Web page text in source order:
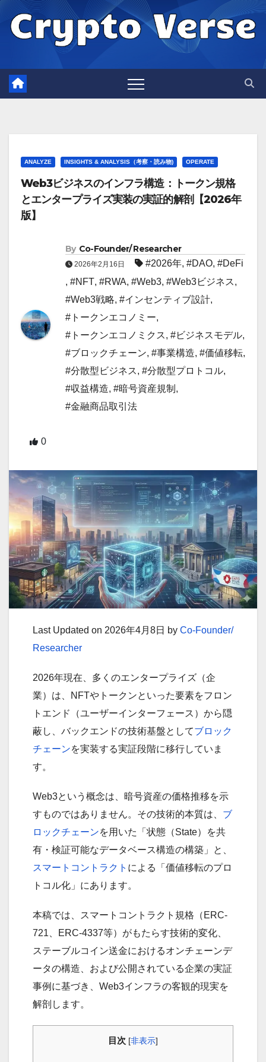
Skip
ANALYZE INSIGHTS & ANALYSIS（考察・読み物) OPERATE
Web3ビジネスのインフラ構造：トークン規格
とエンタープライズ実装の実証的解剖【2026年
版】
By Co-Founder/ Researcher
2026年2月16日 #2026年, #DAO, #DeFi
, #NFT, #RWA, #Web3, #Web3ビジネス,
#Web3戦略, #インセンティブ設計,
#トークンエコノミー,
#トークンエコノミクス, #ビジネスモデル,
#ブロックチェーン, #事業構造, #価値移転,
#分散型ビジネス, #分散型プロトコル,
#収益構造, #暗号資産規制 ,
#金融商品取引法
0
Last Updated on 2026年4月8日 by Co-Founder/
Researcher
2026年現在、多くのエンタープライズ（企
業）は、NFTやトークンといった要素をフロン
トエンド（ユーザーインターフェース）から隠
蔽し、バックエンドの技術基盤としてブロック
チェーンを実装する実証段階に移行していま
す。
Web3という概念は、暗号資産の価格推移を示
すものではありません。その技術的本質は、 ブ
ロックチェーンを用いた「状態（State）を共
有・検証可能なデータベース構造の構築」と、
スマートコントラクト による「価値移転のプロ
トコル化」にあります。
本稿では、スマートコントラクト規格（ERC-
721、ERC-4337等）がもたらす技術的変化、
ステーブルコイン送金におけるオンチェーンデ
ータの構造、および公開されている企業の実証
事例に基づき、Web3インフラの客観的現実を
解剖します。
目次 [非表示]